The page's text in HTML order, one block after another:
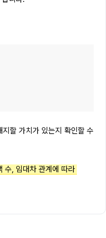
할 가치가 있는지 확인할 수
수, 임대차 관계에 따라